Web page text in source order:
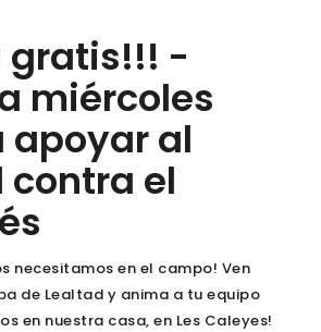
gratis!!! -
miércoles
apoyar al
contra el
necesitamos en el campo! Ven
de Lealtad y anima a tu equipo
en nuestra casa, en Les Caleyes!